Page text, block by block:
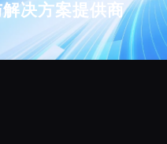
决方案提供商